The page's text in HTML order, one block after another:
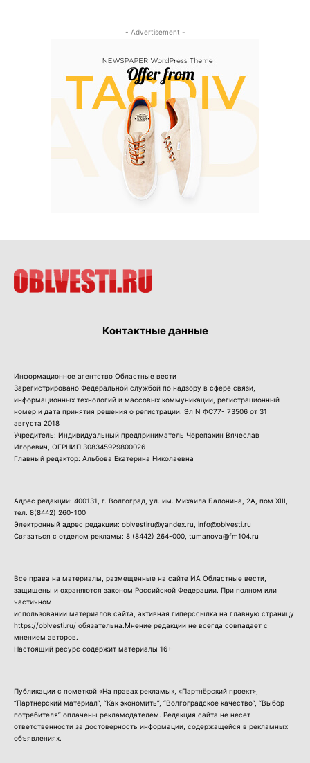
- Advertisement -
Контактные данные
Информационное агентство Областные вести
Зарегистрировано Федеральной службой по надзору в сфере связи,
информационных технологий и массовых коммуникации, регистрационный
номер и дата принятия решения о регистрации: Эл N ФС77- 73506 от 31
августа 2018
Учредитель: Индивидуальный предприниматель Черепахин Вячеслав
Игоревич, ОГРНИП 308345929800026
Главный редактор: Альбова Екатерина Николаевна
Адрес редакции: 400131, г. Волгоград, ул. им. Михаила Балонина, 2А, пом XIII,
тел. 8(8442) 260-100
Электронный адрес редакции: oblvestiru@yandex.ru, info@oblvesti.ru
Связаться с отделом рекламы: 8 (8442) 264-000 , tumanova@fm104.ru
Все права на материалы, размещенные на сайте ИА Областные вести,
защищены и охраняются законом Российской Федерации. При полном или
частичном
использовании материалов сайта, активная гиперссылка на главную страницу
https://oblvesti.ru/ обязательна.Мнение редакции не всегда совпадает с
мнением авторов.
Настоящий ресурс содержит материалы 16+
Публикации с пометкой «На правах рекламы», «Партнёрский проект»,
“Партнерский материал”, “Как экономить”, “Волгоградское качество”, “Выбор
потребителя” оплачены рекламодателем. Редакция сайта не несет
ответственности за достоверность информации, содержащейся в рекламных
объявлениях.